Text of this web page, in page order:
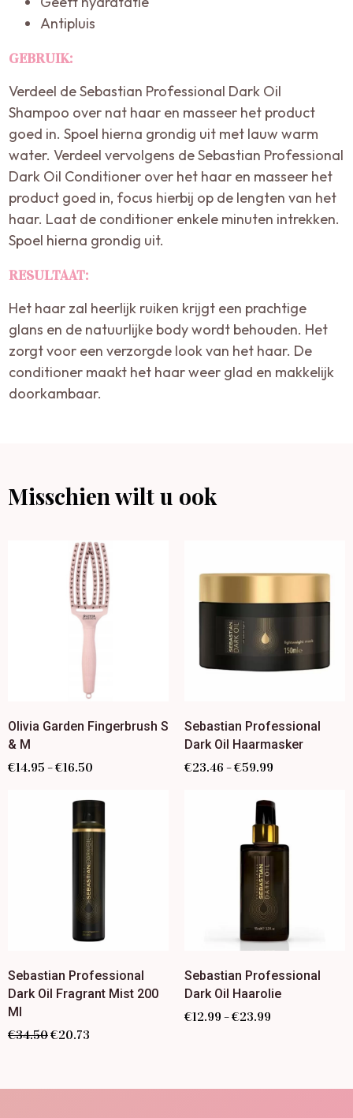
Antipluis
GEBRUIK:
Verdeel de Sebastian Professional Dark Oil
Shampoo over nat haar en masseer het product
goed in. Spoel hierna grondig uit met lauw warm
water. Verdeel vervolgens de Sebastian Professional
Dark Oil Conditioner over het haar en masseer het
product goed in, focus hierbij op de lengten van het
haar. Laat de conditioner enkele minuten intrekken.
Spoel hierna grondig uit.
RESULTAAT:
Het haar zal heerlijk ruiken krijgt een prachtige
glans en de natuurlijke body wordt behouden. Het
zorgt voor een verzorgde look van het haar. De
conditioner maakt het haar weer glad en makkelijk
doorkambaar.
Misschien wilt u ook
Olivia Garden Fingerbrush S
& M
€14.95 –€16.50
Sebastian Professional
Dark Oil Haarmasker
€23.46 –€59.99
Sebastian Professional
Dark Oil Fragrant Mist 200
Ml
€34.50€20.73
Sebastian Professional
Dark Oil Haarolie
€12.99 –€23.99